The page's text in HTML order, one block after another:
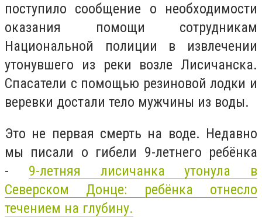
поступило сообщение о необходимости
оказания помощи сотрудникам
Национальной полиции в извлечении
утонувшего из реки возле Лисичанска.
Спасатели с помощью резиновой лодки и
веревки достали тело мужчины из воды.
Это не первая смерть на воде. Недавно
мы писали о гибели 9-летнего ребёнка
- 9-летняя лисичанкаутонула в
Северском Донце: ребёнка отнесло
течением на глубину.